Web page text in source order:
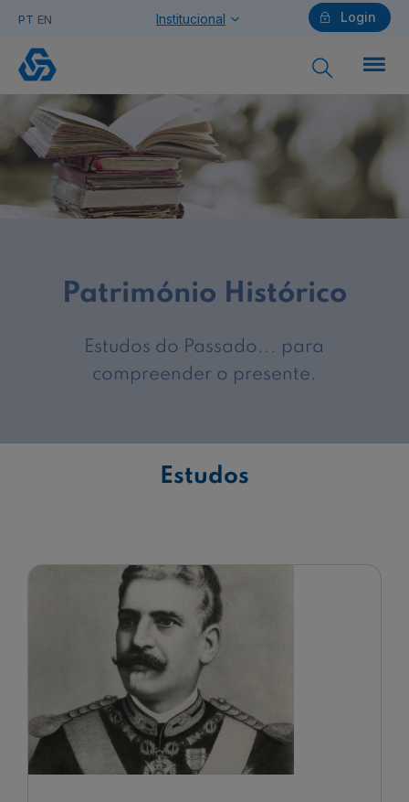
PT EN Login
Institucional
Particulares
Ajuda Particulares
Saiba mais sobre a Chave Móvel Digital
Empresas
Faça download da App Caixadirecta
Recomendações de Segurança
Registo fornecedor confirming
Estudos
do
passado
Património Histórico
Estudos do Passado... para
compreender o presente.
Estudos